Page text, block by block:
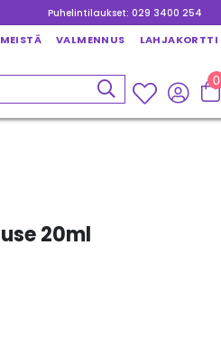
Puhelintilaukset: 029 3400 254
VALMENNUS LAHJAKORTTI
0
20ml